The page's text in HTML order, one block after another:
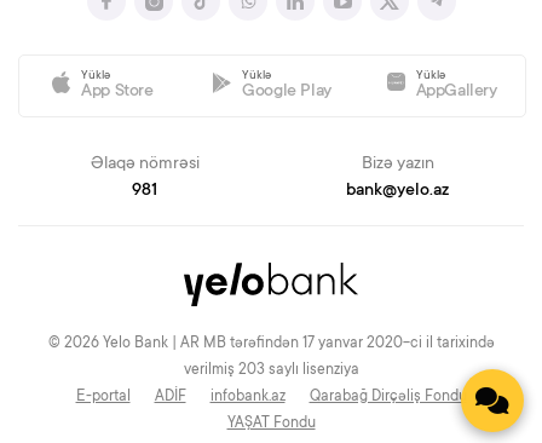
Yüklə
App Store
Yüklə
Google Play
Yüklə
AppGallery
Əlaqə nömrəsi
981
Bizə yazın
bank@yelo.az
© 2026 Yelo Bank | AR MB tərəfindən 17 yanvar 2020-ci il tarixində
verilmiş 203 saylı lisenziya
E-portal
ADİF infobank.az
Qarabağ Dirçəliş Fondu
YAŞAT Fondu